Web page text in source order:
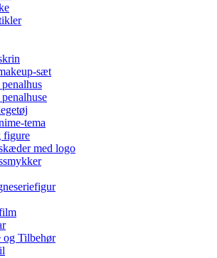
sæt
tema
figure
med logo
og Tilbehør